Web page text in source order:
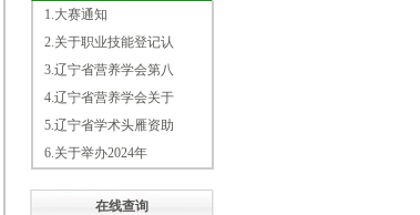
1.大赛通知
2.关于职业技能登记认
3.辽宁省营养学会第八
4.辽宁省营养学会关于
5.辽宁省学术头雁资助
6.关于举办2024年
在线查询